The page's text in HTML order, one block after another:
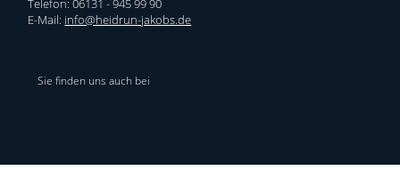
Telefon: 06131 - 945 99 90
E-Mail: info@heidrun-jakobs.de
Sie finden uns auch bei